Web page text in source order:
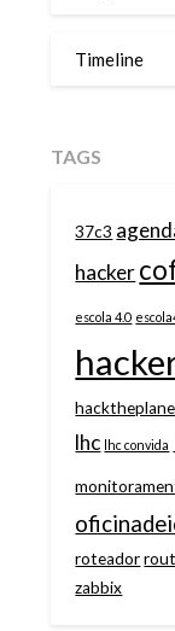
Timeline
TAGS
37c3
hacker
escola 4.0
lhc lhc convida
roteador
zabbix